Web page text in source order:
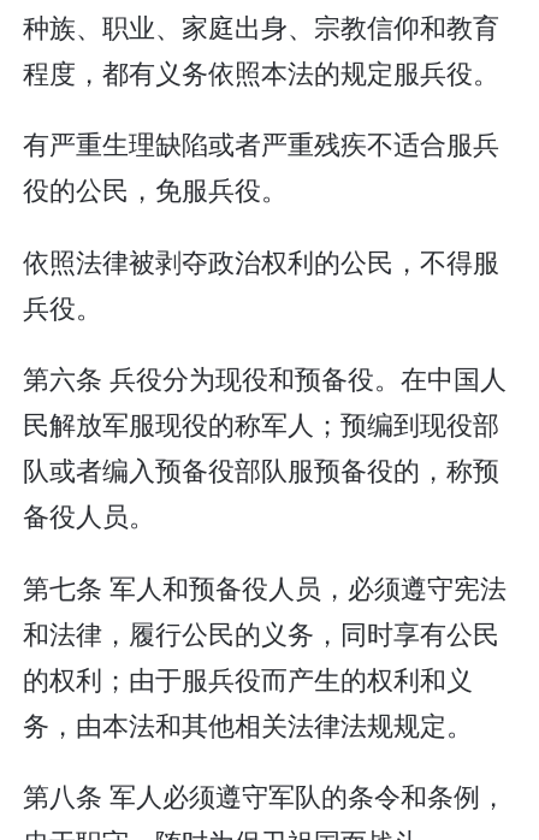
种族、职业、家庭出身、宗教信仰和教育
程度，都有义务依照本法的规定服兵役。
有严重生理缺陷或者严重残疾不适合服兵
役的公民，免服兵役。
依照法律被剥夺政治权利的公民，不得服
兵役。
第六条 兵役分为现役和预备役。在中国人
民解放军服现役的称军人；预编到现役部
队或者编入预备役部队服预备役的，称预
备役人员。
第七条 军人和预备役人员，必须遵守宪法
和法律，履行公民的义务，同时享有公民
的权利；由于服兵役而产生的权利和义
务，由本法和其他相关法律法规规定。
第八条 军人必须遵守军队的条令和条例，